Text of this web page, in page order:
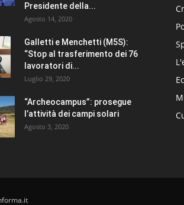
Presidente della...
Agosto 14, 2020
Galletti e Menchetti (M5S):
“Stop al trasferimento dei 76
lavoratori di...
Luglio 29, 2020
“Archeocampus”: prosegue
l’attività dei campi solari
Agosto 3, 2020